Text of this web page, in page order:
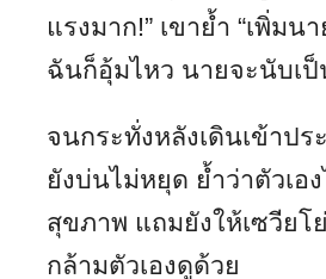
แรงมาก!” เขาย้ำ “เพิ่มน
ฉันก็อุ้มไหว นายจะนับเป็
จนกระทั่งหลังเดินเข้าปร
ยังบ่นไม่หยุด ย้ำว่าตัวเอ
สุขภาพ แถมยังให้เซวียโ
กล้ามตัวเองดูด้วย